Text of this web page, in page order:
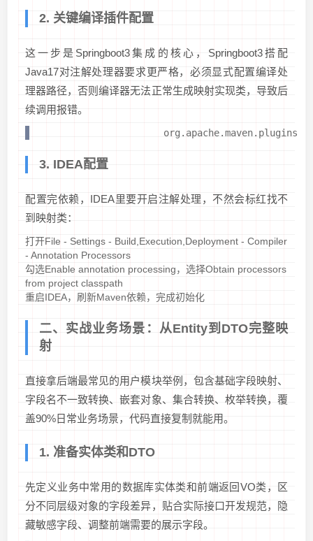
2. 关键编译插件配置
这一步是Springboot3集成的核心，Springboot3搭配
Java17对注解处理器要求更严格，必须显式配置编译处
理器路径，否则编译器无法正常生成映射实现类，导致后
续调用报错。
org.apache.maven.plugins
3. IDEA配置
配置完依赖，IDEA里要开启注解处理，不然会标红找不
到映射类：
打开File - Settings - Build,Execution,Deployment - Compiler
- Annotation Processors
勾选Enable annotation processing，选择Obtain processors
from project classpath
重启IDEA，刷新Maven依赖，完成初始化
二、实战业务场景：从Entity到DTO完整映
射
直接拿后端最常见的用户模块举例，包含基础字段映射、
字段名不一致转换、嵌套对象、集合转换、枚举转换，覆
盖90%日常业务场景，代码直接复制就能用。
1. 准备实体类和DTO
先定义业务中常用的数据库实体类和前端返回VO类，区
分不同层级对象的字段差异，贴合实际接口开发规范，隐
藏敏感字段、调整前端需要的展示字段。